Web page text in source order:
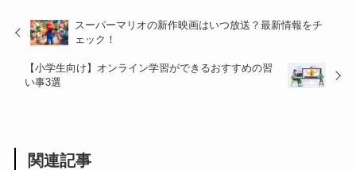
スーパーマリオの新作映画はいつ放送？最新情報をチ
ェック！
【小学生向け】オンライン学習ができるおすすめの習
い事3選
関連記事